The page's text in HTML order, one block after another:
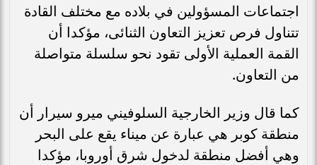
اجتماعات المسؤولين في بلاده مع مختلف القادة
تتناول فرص تعزيز التعاون الثنائى، مؤكدا أن
القمة العملية الأولى تقود نحو سلسلة متواصلة
من التعاون.
كما قال وزير الخارجية السلوفيني ميرو سيرار أن
منطقة كوبر هي عبارة عن ميناء يقع على البحر
وهي أفضل منطقة لدخول شرق أوروبا، مؤكدا